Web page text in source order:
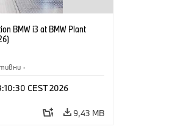
BMW i3 at BMW Plant
·
CEST 2026
9,43 MB